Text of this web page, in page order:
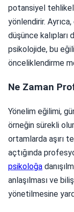
potansiyel
yönlendirir.
düşünce kalıpları
psikolojide, bu
önceliklendirme
Ne Zaman
Yönelim eğilimi,
örneğin sürekli
ortamlarda aşırı
açtığında
psikoloğa
anlaşılması ve
yönetilmesine